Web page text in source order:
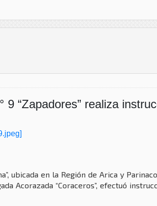
“Zapadores” realiza
ubicada en la Región de Arica y
Acorazada “Coraceros”, efectuó